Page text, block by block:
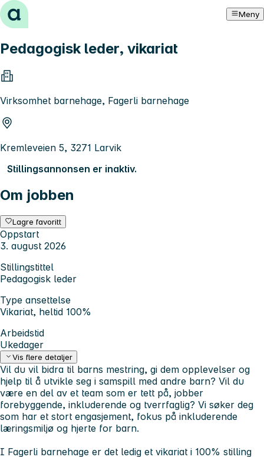
Hopp til innhold Meny
Pedagogisk leder, vikariat
Virksomhet barnehage, Fagerli barnehage
Kremleveien 5, 3271 Larvik
Stillingsannonsen er inaktiv.
Om jobben
Lagre favoritt
Oppstart
3. august 2026
Stillingstittel
Pedagogisk leder
Type ansettelse
Vikariat, heltid 100%
Arbeidstid
Ukedager
Vis flere detaljer
Vil du vil bidra til barns mestring, gi dem opplevelser og
hjelp til å utvikle seg i samspill med andre barn? Vil du
være en del av et team som er tett på, jobber
forebyggende, inkluderende og tverrfaglig? Vi søker deg
som har et stort engasjement, fokus på inkluderende
læringsmiljø og hjerte for barn.
I Fagerli barnehage er det ledig et vikariat i 100% stilling